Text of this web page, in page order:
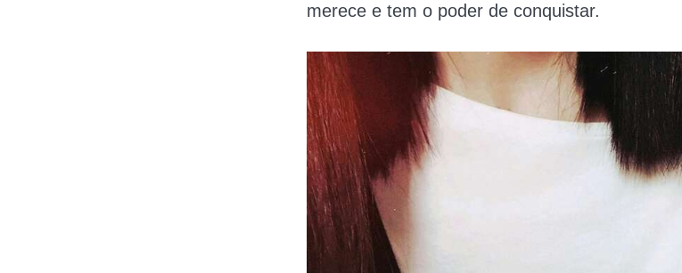
merece e tem o poder de conquistar.